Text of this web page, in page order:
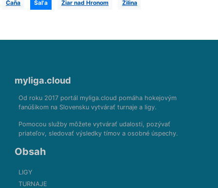
Čaňa Šal'a Žiar nad Hronom Žilina
myliga.cloud
Od roku 2017 portál myliga.cloud pomáha hokejovým
fanúšikom na Slovensku vytvárať turnaje a ligy.
Pomocou služby môžete vytvárať udalosti, pozývať
priateľov, sledovať výsledky tímov a osobné úspechy.
Obsah
LIGY
TURNAJE